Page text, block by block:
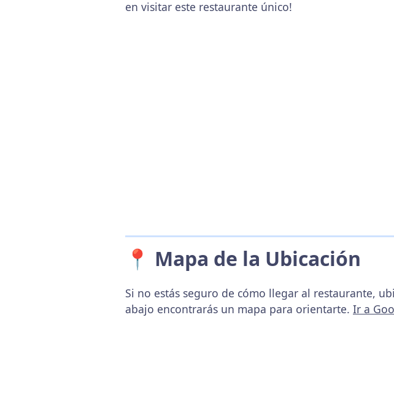
en visitar este restaurante único!
📍 Mapa de la Ubicación
Si no estás seguro de cómo llegar al restaurante,
abajo encontrarás un mapa para orientarte. Ir a